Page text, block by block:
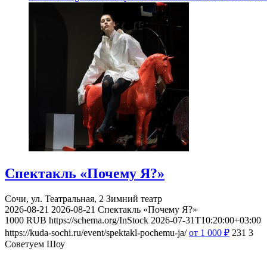
Спектакль «Почему Я?»
Сочи, ул. Театральная, 2 Зимний театр
2026-08-21 2026-08-21 Спектакль «Почему Я?»
1000 RUB https://schema.org/InStock 2026-07-31T10:20:00+03:00
https://kuda-sochi.ru/event/spektakl-pochemu-ja/ от 1 000 ₽ 231 3
Советуем Шоу